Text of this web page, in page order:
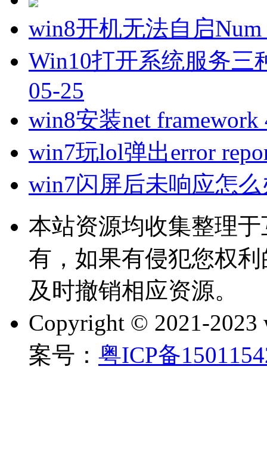
win8开机无法自启
Win10打开系统服务三
05-25
win8安装net
win7玩lol弹出error
win7闪屏后未响应怎么
本站资源均收集整理
有，如果有侵犯您权
及时撤销相应资源。
Copyright © 2021-2023
案号： 粤ICP备